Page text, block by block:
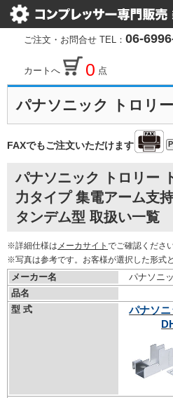
ご注文・お問合せ TEL： 06-
カートへ 0 点
パナソニック トロリー
FAXでもご注文いただけます
パナソニック トロリー
力タイプ 集電アーム支
タンデム型 取扱い一覧
※詳細仕様は メーカサイト でご確認ください
※写真は参考です。お客様が選択した形式
メーカー名
パナソニ
品名
型 式
パナソ